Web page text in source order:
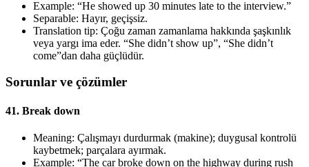
Example: “He showed up 30 minutes late to the interview.”
Separable: Hayır, geçişsiz.
Translation tip: Çoğu zaman zamanlama hakkında şaşkınlık
veya yargı ima eder. “She didn’t show up”, “She didn’t
come”dan daha güçlüdür.
Sorunlar ve çözümler
41. Break down
Meaning: Çalışmayı durdurmak (makine); duygusal kontrolü
kaybetmek; parçalara ayırmak.
Example: “The car broke down on the highway during rush